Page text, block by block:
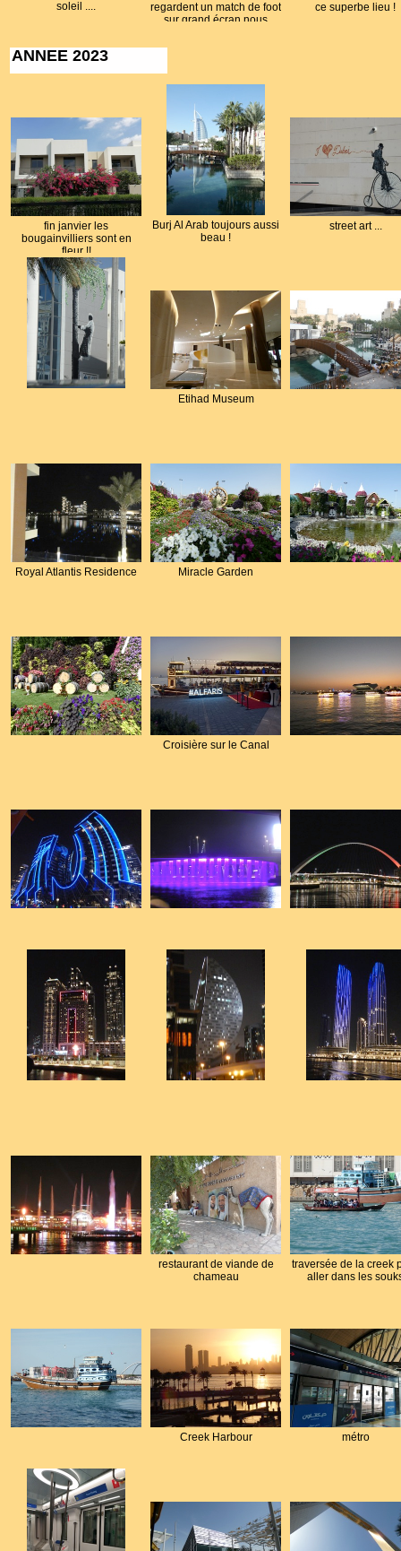
soleil ....
regardent un match de foot
sur grand écran nous
ce superbe lieu !
ANNEE 2023
fin janvier les
bougainvilliers sont en
fleur !!
Burj Al Arab toujours aussi
beau !
street art ...
Etihad Museum
Royal Atlantis Residence Miracle Garden
Croisière sur le Canal
restaurant de viande de
chameau
traversée de la creek
aller dans les
Creek Harbour métro